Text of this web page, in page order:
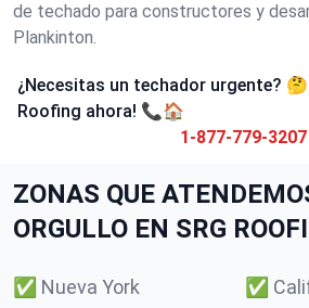
de techado para constructores y
Plankinton.
¿Necesitas un techador urgente? 🤔
Roofing ahora! 📞🏠
1-877-779-3207
ZONAS QUE
ORGULLO EN SRG
✅ Nueva York ✅